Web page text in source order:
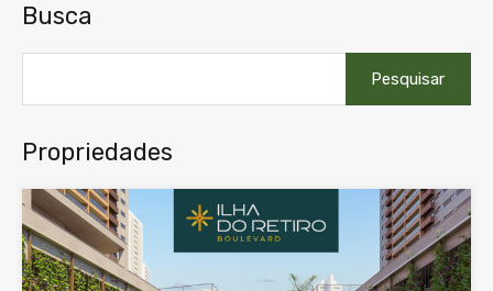
Busca
por:
Propriedades